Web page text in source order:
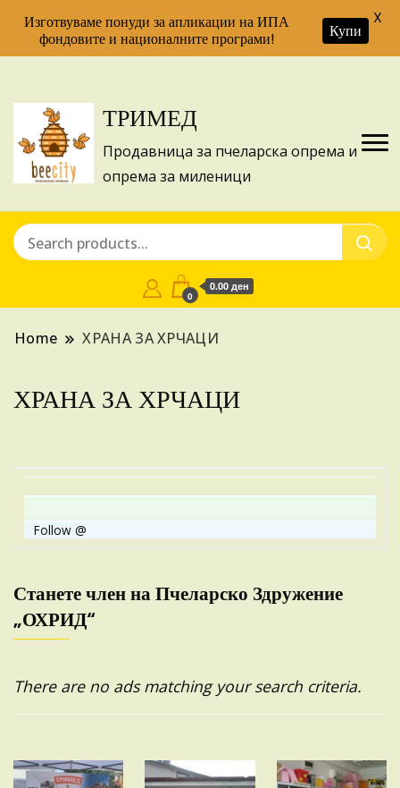
ТРИМЕД
Продавница за пчеларска опрема и
опрема за миленици
0
0.00 ден
Home ХРАНА ЗА ХРЧАЦИ
ХРАНА ЗА ХРЧАЦИ
Follow @
Станете член на Пчеларско Здружение
„ОХРИД“
There are no ads matching your search criteria.
Изготвуваме понуди за апликации на ИПА
фондовите и националните програми!
Купи
X